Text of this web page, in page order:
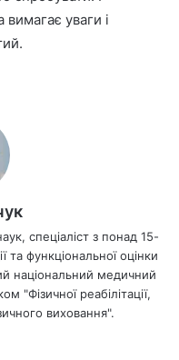
уваги і
спеціаліст з понад 15-
та функціональної оцінки
національний медичний
"Фізичної реабілітації,
виховання".